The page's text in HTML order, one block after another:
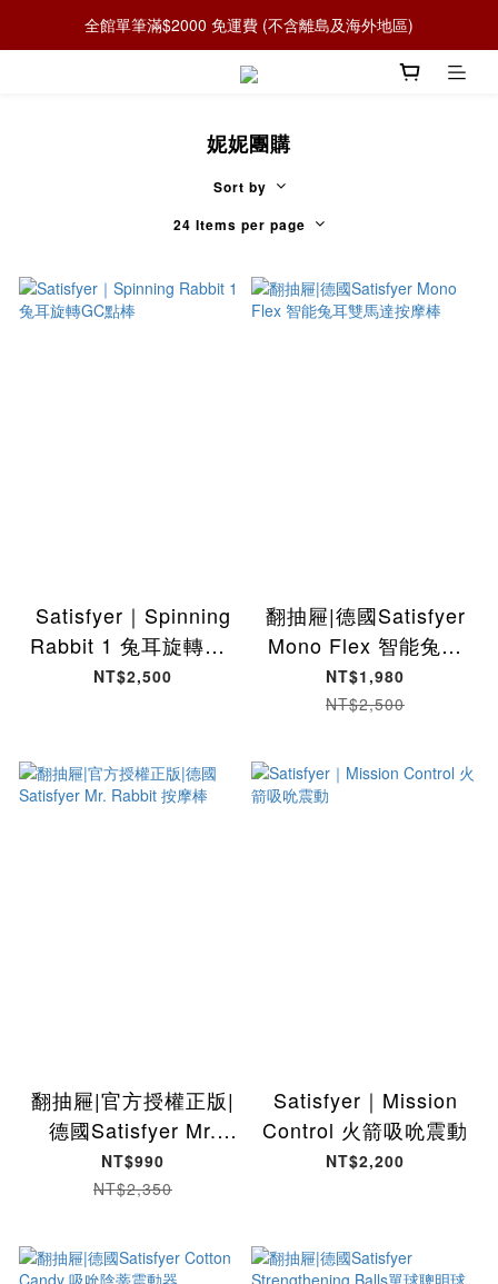
全館單筆滿$2000 免運費 (不含離島及海外地區)
妮妮團購
Sort by
24 Items per page
Satisfyer｜Spinning
Rabbit 1 兔耳旋轉GC
點棒
NT$2,500
翻抽屜|德國Satisfyer
Mono Flex 智能兔耳
雙馬達按摩棒
NT$1,980
NT$2,500
翻抽屜|官方授權正版|
德國Satisfyer Mr.
Rabbit 按摩棒
NT$990
NT$2,350
Satisfyer｜Mission
Control 火箭吸吮震動
NT$2,200